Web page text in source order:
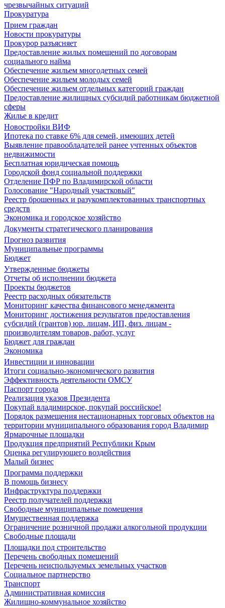
чрезвычайных ситуаций
Прокуратура
Прием граждан
Новости прокуратуры
Прокурор разъясняет
Предоставление жилых помещений по договорам
социального найма
Обеспечение жильем многодетных семей
Обеспечение жильем молодых семей
Обеспечение жильем отдельных категорий граждан
Предоставление жилищных субсидий работникам бюджетной
сферы
Жилье в кредит
Новостройки ВИФ
Ипотека по ставке 6% для семей, имеющих детей
Выявление правообладателей ранее учтенных объектов
недвижимости
Бесплатная юридическая помощь
Городской фонд социальной поддержки
Отделение ПФР по Владимирской области
Голосование "Народный участковый"
Реестр брошенных и разукомплектованных транспортных
средств
Экономика и городское хозяйство
Документы стратегического планирования
Прогноз развития
Муниципальные программы
Бюджет
Утвержденные бюджеты
Отчеты об исполнении бюджета
Проекты бюджетов
Реестр расходных обязательств
Мониторинг качества финансового менеджмента
Мониторинг достижения результатов предоставления
субсидий (грантов) юр. лицам, ИП, физ. лицам -
производителям товаров, работ, услуг
Бюджет для граждан
Экономика
Инвестиции и инновации
Итоги социально-экономического развития
Эффективность деятельности ОМСУ
Паспорт города
Реализация указов Президента
Покупай владимирское, покупай российское!
Порядок размещения нестационарных торговых объектов на
территории муниципального образования город Владимир
Ярмарочные площадки
Продукция предприятий Республики Крым
Оценка регулирующего воздействия
Малый бизнес
Программа поддержки
В помощь бизнесу
Инфраструктура поддержки
Реестр получателей поддержки
Свободные муниципальные помещения
Имущественная поддержка
Ограничение розничной продажи алкогольной продукции
Свободные площади
Площадки под строительство
Перечень свободных помещений
Перечень неиспользуемых земельных участков
Социальное партнерство
Транспорт
Административная комиссия
Жилищно-коммунальное хозяйство